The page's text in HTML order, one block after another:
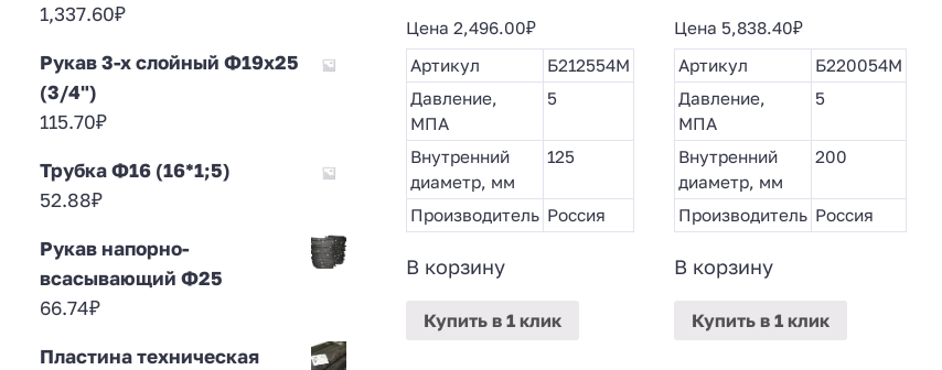
Цена 2,496.00₽
Артикул
Б212554М
Давление,
МПА
5
Внутренний
диаметр, мм
125
Производитель Россия
В корзину
Купитьв 1 клик
Цена 5,838.40₽
Артикул
Б220054М
Давление,
МПА
5
Внутренний
диаметр, мм
200
Производитель Россия
В корзину
Купитьв 1 клик
1,337.60₽
Рукав 3-х слойный Ф19х25
(3/4")
115.70₽
Трубка Ф16 (16*1;5)
52.88₽
Рукав напорно-
всасывающий Ф25
66.74₽
Пластина техническая